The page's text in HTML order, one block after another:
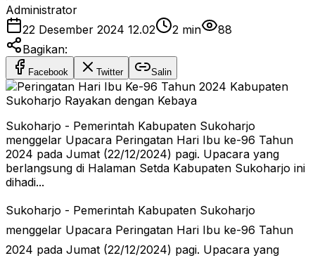
Administrator
22 Desember 2024 12.02
2 min
88
Bagikan:
Facebook Twitter Salin
Sukoharjo - Pemerintah Kabupaten Sukoharjo
menggelar Upacara Peringatan Hari Ibu ke-96 Tahun
2024 pada Jumat (22/12/2024) pagi. Upacara yang
berlangsung di Halaman Setda Kabupaten Sukoharjo ini
dihadi...
Sukoharjo - Pemerintah Kabupaten Sukoharjo
menggelar Upacara Peringatan Hari Ibu ke-96 Tahun
2024 pada Jumat (22/12/2024) pagi. Upacara yang